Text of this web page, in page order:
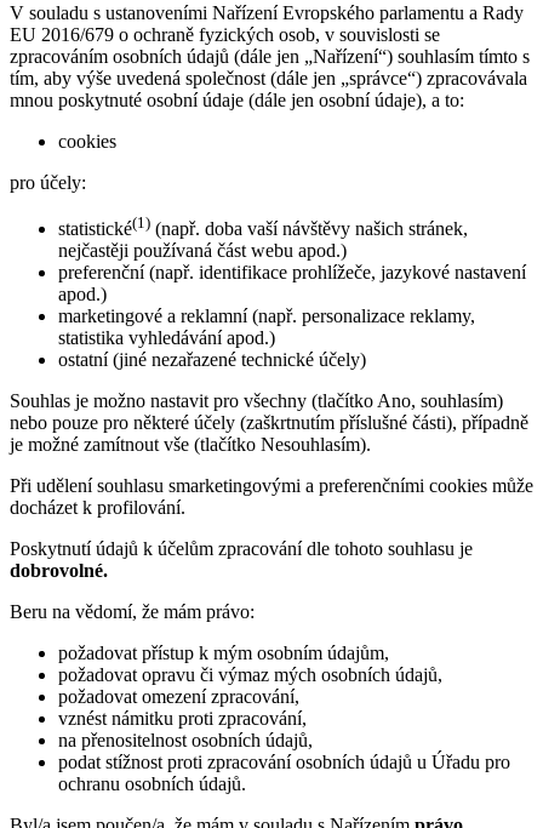
V souladu s ustanoveními Nařízení Evropského parlamentu a Rady
EU 2016/679 o ochraně fyzických osob, v souvislosti se
zpracováním osobních údajů (dále jen „Nařízení“) souhlasím tímto s
tím, aby výše uvedená společnost (dále jen „správce“) zpracovávala
mnou poskytnuté osobní údaje (dále jen osobní údaje), a to:
cookies
pro účely:
statistické(1) (např. doba vaší návštěvy našich stránek,
nejčastěji používaná část webu apod.)
preferenční (např. identifikace prohlížeče, jazykové nastavení
apod.)
marketingové a reklamní (např. personalizace reklamy,
statistika vyhledávání apod.)
ostatní (jiné nezařazené technické účely)
Souhlas je možno nastavit pro všechny (tlačítko Ano, souhlasím)
nebo pouze pro některé účely (zaškrtnutím příslušné části), případně
je možné zamítnout vše (tlačítko Nesouhlasím).
Při udělení souhlasu smarketingovými a preferenčními cookies může
docházet k profilování.
Poskytnutí údajů k účelům zpracování dle tohoto souhlasu je
dobrovolné.
Beru na vědomí, že mám právo:
požadovat přístup k mým osobním údajům,
požadovat opravu či výmaz mých osobních údajů,
požadovat omezení zpracování,
vznést námitku proti zpracování,
na přenositelnost osobních údajů,
podat stížnost proti zpracování osobních údajů u Úřadu pro
ochranu osobních údajů.